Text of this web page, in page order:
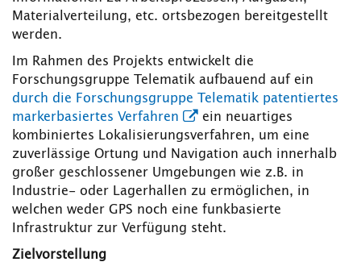
Materialverteilung, etc. ortsbezogen bereitgestellt
werden.
Im Rahmen des Projekts entwickelt die
Forschungsgruppe Telematik aufbauend auf ein
durch die Forschungsgruppe Telematik patentiertes
markerbasiertes Verfahren
ein neuartiges
kombiniertes Lokalisierungsverfahren, um eine
zuverlässige Ortung und Navigation auch innerhalb
großer geschlossener Umgebungen wie z.B. in
Industrie- oder Lagerhallen zu ermöglichen, in
welchen weder GPS noch eine funkbasierte
Infrastruktur zur Verfügung steht.
Zielvorstellung